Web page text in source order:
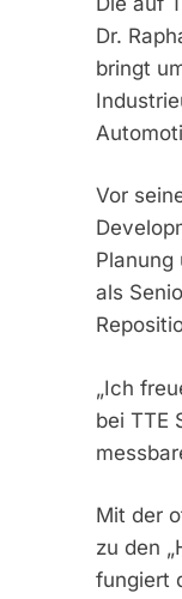
Dr.
bringt
Vor
als
„Ich
bei TTE
Mit der
zu den
fungiert